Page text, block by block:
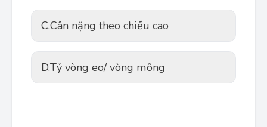
C.Cân nặng theo chiều cao
D.Tỷ vòng eo/ vòng mông